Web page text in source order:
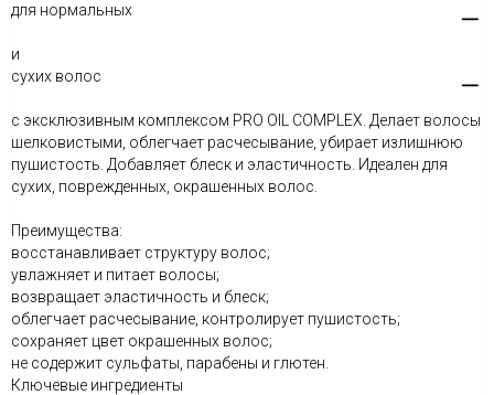
для нормальных
и
сухих волос
c эксклюзивным комплексом PRO OIL COMPLEX. Делает волосы
шелковистыми, облегчает расчесывание, убирает излишнюю
пушистость. Добавляет блеск и эластичность. Идеален для
сухих, поврежденных, окрашенных волос.
Преимущества:
восстанавливает структуру волос;
увлажняет и питает волосы;
возвращает эластичность и блеск;
облегчает расчесывание, контролирует пушистость;
сохраняет цвет окрашенных волос;
не содержит сульфаты, парабены и глютен.
Ключевые ингредиенты